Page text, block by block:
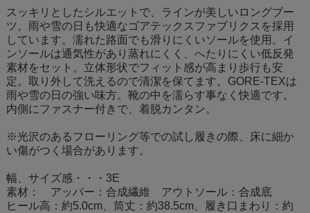
スッキリとしたシルエットで、ラインが美しいロングブー
ツ。雨や雪の日も快適なゴアテックスファブリクスを採用
しています。濡れた路面でも滑りにくいソールを使用。イ
ンソールは通気性があり蒸れにくく、へたりにくい低反発
素材をセット。立体形状でフィット感が高まり歩行も安
定。取り外して洗えるので清潔を保てます。GORE-TEXは
雨や雪の日の強い味方。靴の中を濡らす事なく快適です。
内側にファスナー付きで、着脱カンタン。
※光沢のあるフローリング等での試し履きの際、床に細か
い傷がつく場合があります。
幅、サイズ感・・・3E
素材： アッパー：合成繊維 アウトソール：合成底
ヒール高：約5.0cm、筒丈：約38.5cm、履き口まわり：約